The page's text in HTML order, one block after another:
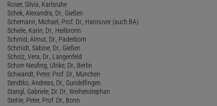
Roser, Silvia, Karlsruhe
Schek, Alexandra, Dr., Gießen
Schemann, Michael, Prof. Dr., Hannover (auch BA)
Schiele, Karin, Dr., Heilbronn
Schmid, Almut, Dr., Paderborn
Schmidt, Sabine, Dr., Gießen
Scholz, Vera, Dr., Langenfeld
Schorr-Neufing, Ulrike, Dr., Berlin
Schwandt, Peter, Prof. Dr., München
Sendtko, Andreas, Dr., Gundelfingen
Stangl, Gabriele, Dr. Dr., Weihenstephan
Stehle, Peter, Prof. Dr., Bonn